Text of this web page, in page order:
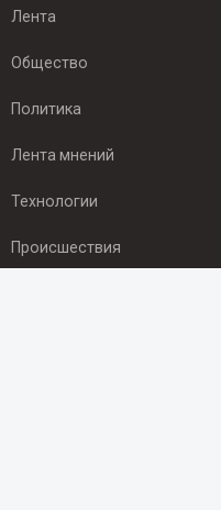
Лента
Общество
Политика
Лента мнений
Технологии
Происшествия